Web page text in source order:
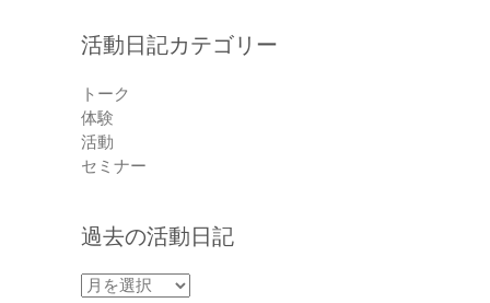
活動日記カテゴリー
トーク
体験
活動
セミナー
過去の活動日記
過